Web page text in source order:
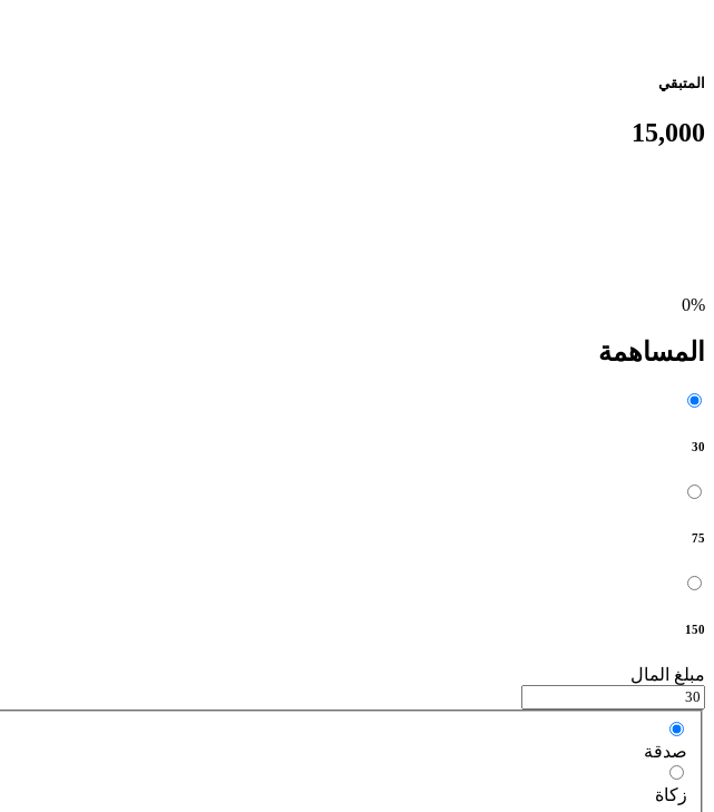
المتبقي
15,000
0%
المساهمة
30
75
150
مبلغ المال
صدقة
زكاة